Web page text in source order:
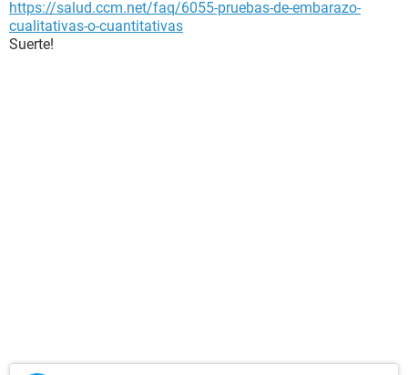
https://salud.ccm.net/faq/6055-pruebas-de-embarazo-
cualitativas-o-cuantitativas
Suerte!